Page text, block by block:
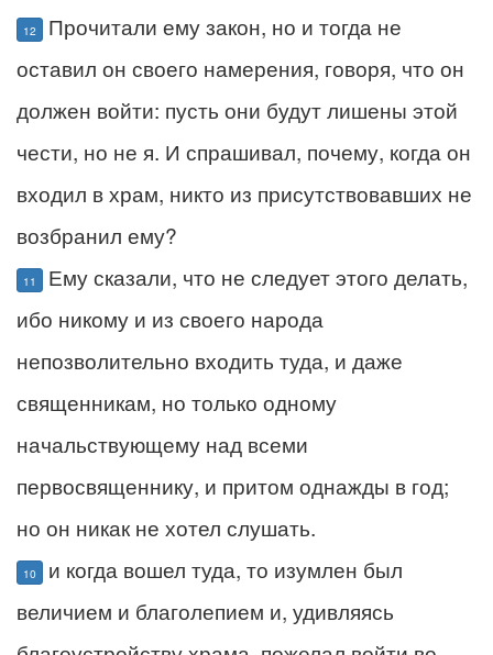
12
Прочитали ему закон, но и тогда не
оставил он своего намерения, говоря, что он
должен войти: пусть они будут лишены этой
чести, но не я. И спрашивал, почему, когда он
входил в храм, никто из присутствовавших не
возбранил ему?
11
Ему сказали, что не следует этого делать,
ибо никому и из своего народа
непозволительно входить туда, и даже
священникам, но только одному
начальствующему над всеми
первосвященнику, и притом однажды в год;
но он никак не хотел слушать.
10
и когда вошел туда, то изумлен был
величием и благолепием и, удивляясь